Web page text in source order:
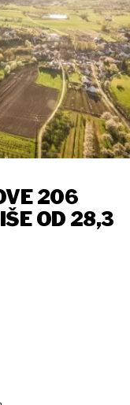
206
OD 28,3